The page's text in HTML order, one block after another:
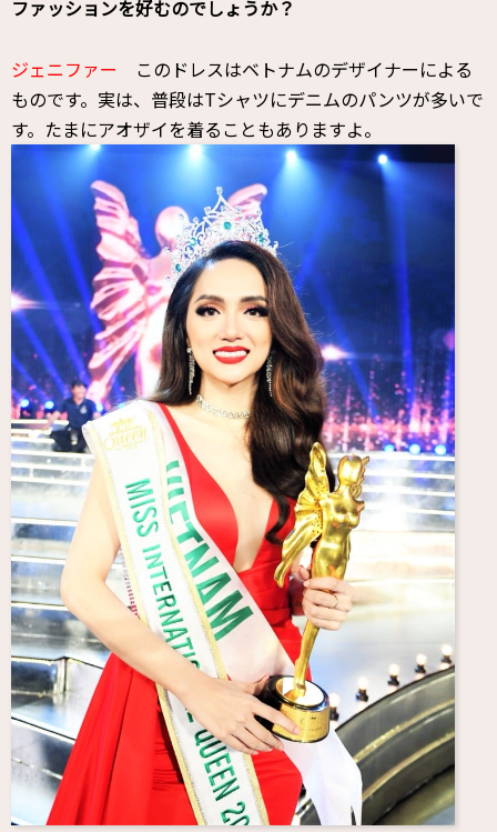
ファッションを好むのでしょうか？
ジェニファー このドレスはベトナムのデザイナーによる
ものです。実は、普段はTシャツにデニムのパンツが多いで
す。たまにアオザイを着ることもありますよ。